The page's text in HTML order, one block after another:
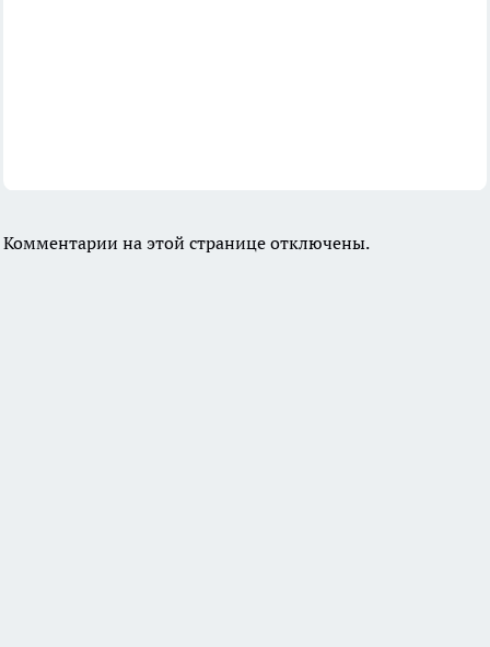
Комментарии на этой странице отключены.